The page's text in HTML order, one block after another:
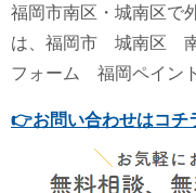
福岡市南区・城南区で
は、福岡市 城南区
フォーム 福岡ペイン
👉お問い合わせはコチ